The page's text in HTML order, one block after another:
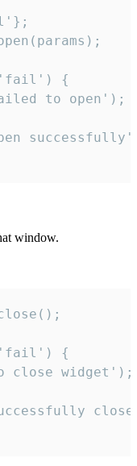
'fail') {
to open');
window.
'fail') {
close widget');